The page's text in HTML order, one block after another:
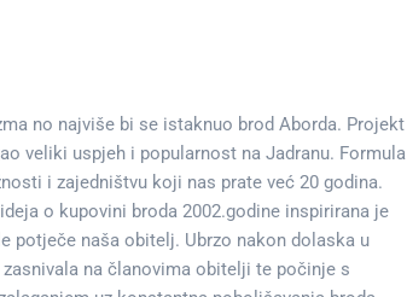
no najviše bi se istaknuo brod Aborda. Projekt
veliki uspjeh i popularnost na Jadranu. Formula
i zajedništvu koji nas prate već 20 godina.
o kupovini broda 2002.godine inspirirana je
potječe naša obitelj. Ubrzo nakon dolaska u
na članovima obitelji te počinje s